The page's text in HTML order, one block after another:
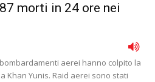
morti in 24 ore nei
aerei hanno colpito la
Khan Yunis. Raid aerei sono stati